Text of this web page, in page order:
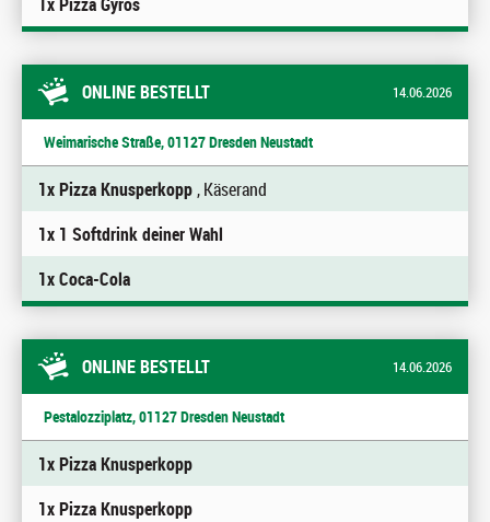
ONLINE BESTELLT 14.06.2026
Weimarische Straße, 01127 Dresden Neustadt
1x Pizza Knusperkopp, Käserand
1x 1 Softdrink deiner Wahl
1x Coca-Cola
ONLINE BESTELLT 14.06.2026
Pestalozziplatz, 01127 Dresden Neustadt
1x Pizza Knusperkopp
1x Pizza Knusperkopp